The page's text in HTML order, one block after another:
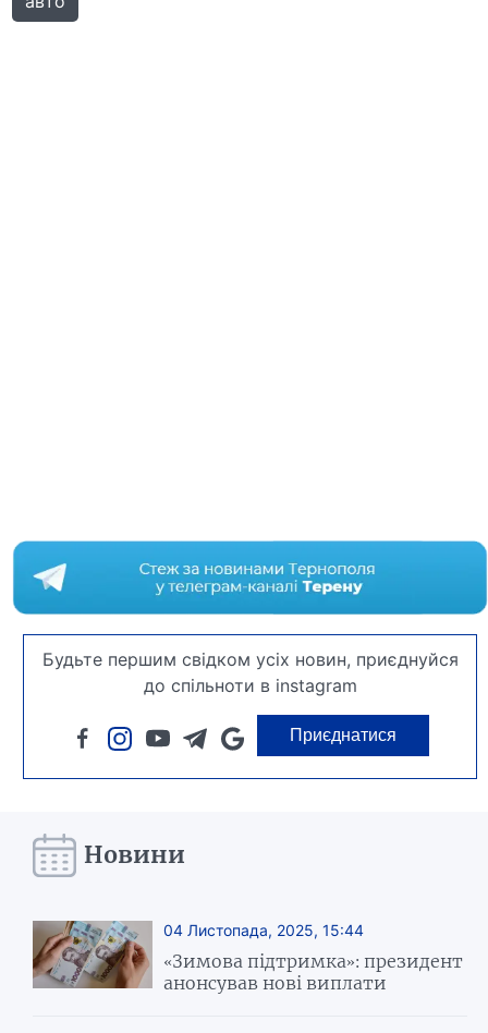
Будьте першим свідком усіх новин, приєднуйся
до спільноти в instagram
Приєднатися
Новини
04 Листопада, 2025, 15:44
«Зимова підтримка»: президент
анонсував нові виплати